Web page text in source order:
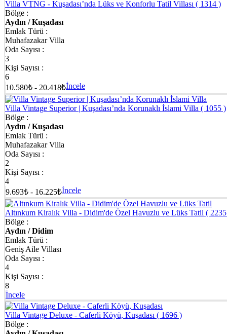
Ege’nin geleneksel taş mimarisinden ilham alan bu özel tasarım
zarif dekorasyon ile estetik bir yaşam alanı oluşturur. Hem nostaljik
Aydın Evcil Hayvan Dostu Evler - Patili Dostlarınıza Özel
Evcil dostlarınızla birlikte özgürce tatil yapabileceğiniz, geniş
sayesinde patili dostlarınızla keyifli vakit geçirebilirsiniz. Aile
Aydın Uygun Fiyatlı Villalar ve Yazlıklar - Bütçeniz
Konfor, temizlik ve ekonomik fiyat avantajını bir araya getiren
performans odaklı tasarım ile kaliteli bir tatil deneyimini bütçe dostu
Aydın'da Villa ve Yazlık Kiralama | Tarihi ve Doğal
✔ Aydın’da kiralayacağınız tatil evleri ve villalar, bölgenin zengin
Böylece tatilinizi sadece dinlenerek değil, keşfederek de
✔Ayrıca tatil villalarımız, hijyen kurallarına titizlikle uyularak
boyunca içiniz rahat eder. Bu sayede, hem huzurlu hem de güvenli
Villa VTNG - Kuşadası’nda Lüks ve Konforlu Tatil Villası ( 1314 )
Bölge :
Aydın / Kuşadası
Emlak Türü :
Muhafazakar Villa
Oda Sayısı :
3
Kişi Sayısı :
6
10.580₺ - 20.418₺İncele
Villa Vintage Superior | Kuşadası’nda Korunaklı İslami Villa ( 1055 )
Bölge :
Aydın / Kuşadası
Emlak Türü :
Muhafazakar Villa
Oda Sayısı :
2
Kişi Sayısı :
4
9.693₺ - 16.225₺İncele
Altınkum Kiralık Villa - Didim'de Özel Havuzlu ve Lüks Tatil (
Bölge :
Aydın / Didim
Emlak Türü :
Geniş Aile Villası
Oda Sayısı :
4
Kişi Sayısı :
8
İncele
Villa Vintage Deluxe - Caferli Köyü, Kuşadası ( 1696 )
Bölge :